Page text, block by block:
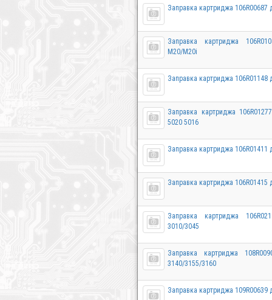
Заправка картриджа 106R00687
Заправка картриджа
M20/M20i
Заправка картриджа 106R01148
Заправка картриджа
5020 5016
Заправка картриджа 106R01411
Заправка картриджа 106R01415
Заправка картриджа
3010/3045
Заправка картриджа
3140/3155/3160
Заправка картриджа 109R00639